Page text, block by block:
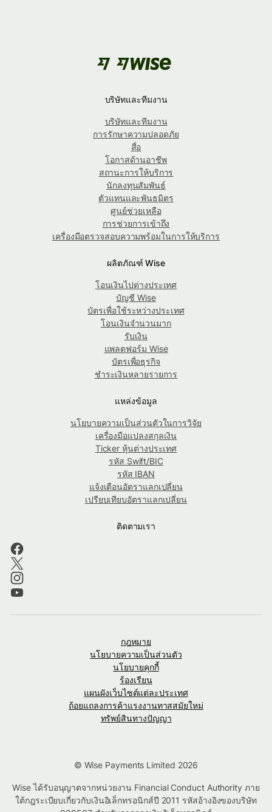
บริษัทและทีมงาน
บริษัทและทีมงาน
การรักษาความปลอดภัย
สื่อ
โอกาสด้านอาชีพ
สถานะการให้บริการ
นักลงทุนสัมพันธ์
ตัวแทนและพันธมิตร
ศูนย์ช่วยเหลือ
การช่วยการเข้าถึง
เครื่องมือตรวจสอบความพร้อมในการให้บริการ
ผลิตภัณฑ์ Wise
โอนเงินไปต่างประเทศ
บัญชี Wise
บัตรเพื่อใช้ระหว่างประเทศ
โอนเงินจำนวนมาก
รับเงิน
แพลตฟอร์ม Wise
บัตรเพื่อธุรกิจ
ชำระเงินหลายรายการ
แหล่งข้อมูล
นโยบายความเป็นส่วนตัวในการวิจัย
เครื่องมือแปลงสกุลเงิน
Ticker หุ้นต่างประเทศ
รหัส Swift/BIC
รหัส IBAN
แจ้งเตือนอัตราแลกเปลี่ยน
เปรียบเทียบอัตราแลกเปลี่ยน
ติดตามเรา
กฎหมาย
นโยบายความเป็นส่วนตัว
นโยบายคุกกี้
ร้องเรียน
แผนผังเว็บไซต์แต่ละประเทศ
ถ้อยแถลงการค้าแรงงานทาสสมัยใหม่
ทรัพย์สินทางปัญญา
© Wise Payments Limited 2026
Wise ได้รับอนุญาตจากหน่วยงาน Financial Conduct Authority ภาย
ใต้กฎระเบียบเกี่ยวกับเงินอิเล็กทรอนิกส์ปี 2011 รหัสอ้างอิงของบริษัท